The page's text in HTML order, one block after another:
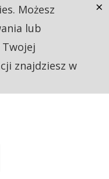
Możesz
lub
znajdziesz w
×